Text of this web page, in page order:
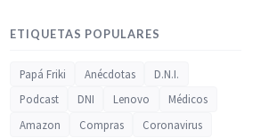
ETIQUETAS POPULARES
Papá Friki Anécdotas
D.N.I.
Podcast
DNI Lenovo
Médicos
Amazon
Compras Coronavirus